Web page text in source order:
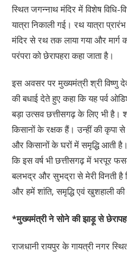
स्थित जगन्नाथ मंदिर में विशेष
यात्रा निकाली गई। रथ यात्रा
मंदिर से रथ तक लाया गया और मार्ग
परंपरा को छेरापहरा कहा जाता है।
इस अवसर पर मुख्यमंत्री श्री विष्णु
की बधाई देते हुए कहा कि यह पर्व
बड़ा उत्सव छत्तीसगढ़ के लिए भी है।
किसानों के रक्षक हैं। उन्हीं की कृपा से
और किसानों के घरों में समृद्धि आती
कि इस वर्ष भी छत्तीसगढ़ में भरपूर
बलभद्र और सुभद्रा से मेरी विनती है
और हमें शांति, समृद्धि एवं खुशहाली
*मुख्यमंत्री ने सोने की झाड़ू से
राजधानी रायपुर के गायत्री नगर